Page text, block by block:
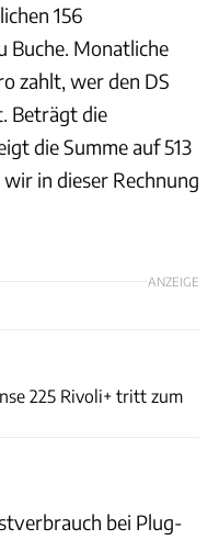
156
Buche. Monatliche
zahlt, wer den DS
Beträgt die
die Summe auf 513
in dieser Rechnung
ANZEIGE
225 Rivoli+ tritt zum
bei Plug-